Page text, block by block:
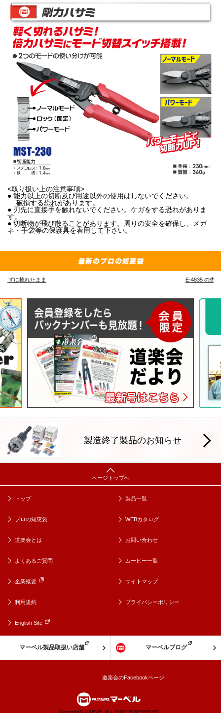
<取り扱い上の注意事項>
● 能力以上の切断及び用途以外の使用はしないでください。
破損する恐れがあります。
● 刃先に直接手を触れないでください。ケガをする恐れがありま
す。
● 切断物が飛び散ることがあります。周りの安全を確保し、メガ
ネ・手袋等の保護具を着用して下さい。
製造終了製品のお知らせ
トップ 製品一覧
プロの知恵袋 WEBカタログ
道楽会とは お問い合わせ
よくあるご質問 ムービー一覧
企業概要 サイトマップ
利用規約 プライバシーポリシー
English Site
マーベル製品取扱い店舗 マーベルブログ
道楽会のFacebookページ
Copyright© MARVEL ALL RIGHTS RESERVED.